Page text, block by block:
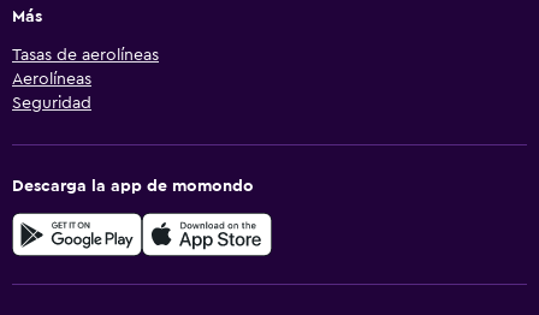
Más
Tasas de aerolíneas
Aerolíneas
Seguridad
Descarga la app de momondo